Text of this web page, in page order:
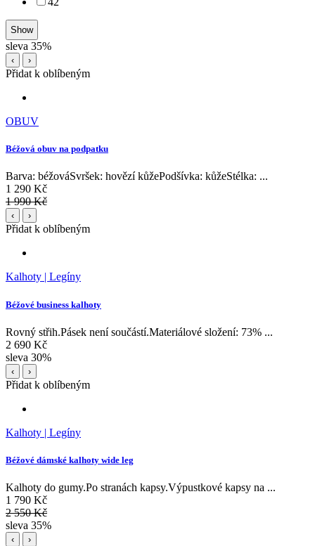
sleva 35%
‹ ›
Přidat k oblíbeným
OBUV
Béžová obuv na podpatku
Barva: béžováSvršek: hovězí kůžePodšívka: kůžeStélka: ...
1 290 Kč
1 990 Kč
‹ ›
Přidat k oblíbeným
Kalhoty | Legíny
Béžové business kalhoty
Rovný střih.Pásek není součástí.Materiálové složení: 73% ...
2 690 Kč
sleva 30%
‹ ›
Přidat k oblíbeným
Kalhoty | Legíny
Béžové dámské kalhoty wide leg
Kalhoty do gumy.Po stranách kapsy.Výpustkové kapsy na ...
1 790 Kč
2 550 Kč
sleva 35%
‹ ›